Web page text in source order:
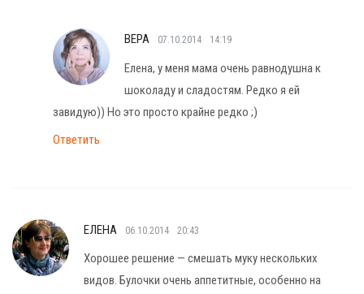
ВЕРА 07.10.2014 14:19
Елена, у меня мама очень равнодушна к
шоколаду и сладостям. Редко я ей
завидую)) Но это просто крайне редко ;)
Ответить
ЕЛЕНА 06.10.2014 20:43
Хорошее решение — смешать муку нескольких
видов. Булочки очень аппетитные, особенно на